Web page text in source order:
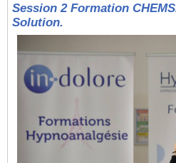
Session 2 Formation
Solution.